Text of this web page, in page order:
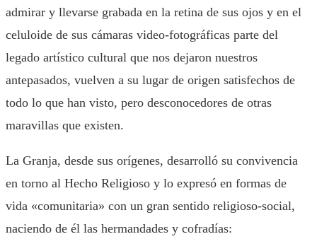
admirar y llevarse grabada en la retina de sus ojos y en el
celuloide de sus cámaras video-fotográficas parte del
legado artístico cultural que nos dejaron nuestros
antepasados, vuelven a su lugar de origen satisfechos de
todo lo que han visto, pero desconocedores de otras
maravillas que existen.
La Granja, desde sus orígenes, desarrolló su convivencia
en torno al Hecho Religioso y lo expresó en formas de
vida «comunitaria» con un gran sentido religioso-social,
naciendo de él las hermandades y cofradías: